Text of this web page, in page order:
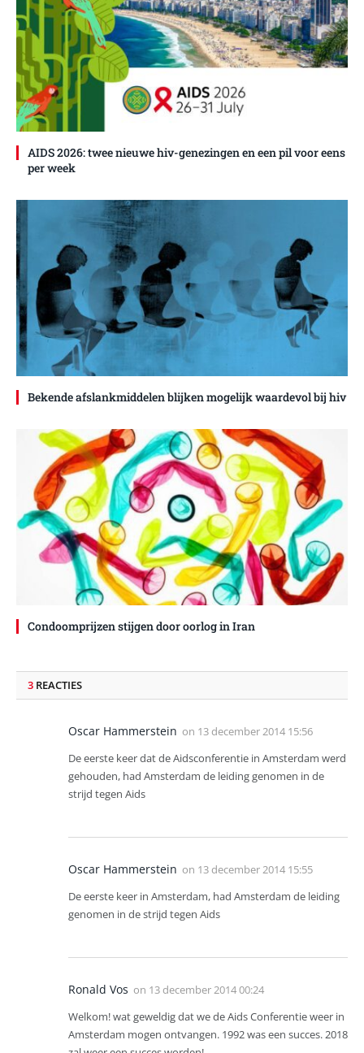
AIDS 2026: twee nieuwe hiv-genezingen en een pil voor eens
per week
Bekende afslankmiddelen blijken mogelijk waardevol bij hiv
Condoomprijzen stijgen door oorlog in Iran
3 REACTIES
Oscar Hammerstein on 13 december 2014 15:56
De eerste keer dat de Aidsconferentie in Amsterdam werd
gehouden, had Amsterdam de leiding genomen in de
strijd tegen Aids
Oscar Hammerstein on 13 december 2014 15:55
De eerste keer in Amsterdam, had Amsterdam de leiding
genomen in de strijd tegen Aids
Ronald Vos on 13 december 2014 00:24
Welkom! wat geweldig dat we de Aids Conferentie weer in
Amsterdam mogen ontvangen. 1992 was een succes. 2018